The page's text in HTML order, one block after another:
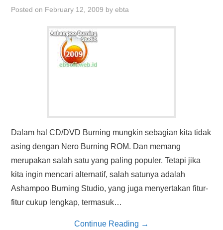
Posted on February 12, 2009 byebta
Dalam hal CD/DVD Burning mungkin sebagian kita tidak
asing dengan Nero Burning ROM. Dan memang
merupakan salah satu yang paling populer. Tetapi jika
kita ingin mencari alternatif, salah satunya adalah
Ashampoo Burning Studio, yang juga menyertakan fitur-
fitur cukup lengkap, termasuk…
Continue Reading →